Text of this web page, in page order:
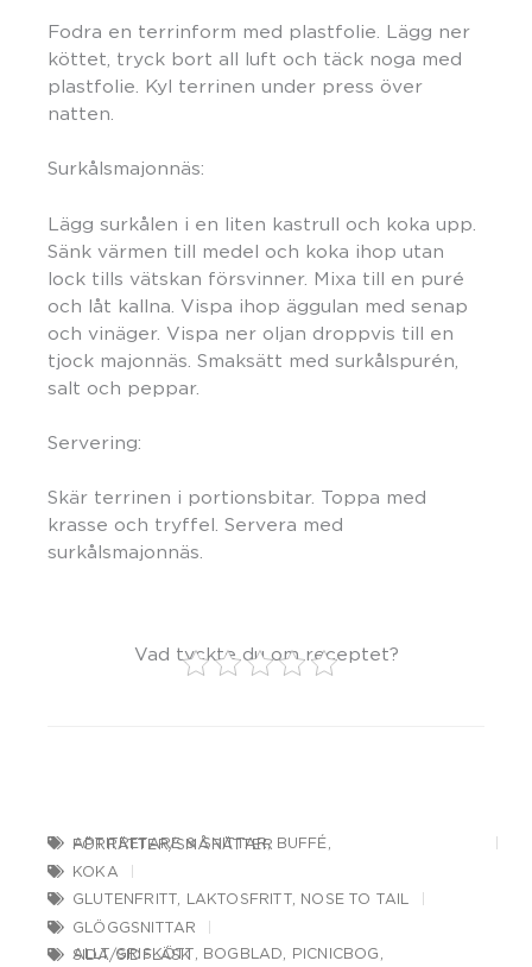
Fodra en terrinform med plastfolie. Lägg ner
köttet, tryck bort all luft och täck noga med
plastfolie. Kyl terrinen under press över
natten.
Surkålsmajonnäs:
Lägg surkålen i en liten kastrull och koka upp.
Sänk värmen till medel och koka ihop utan
lock tills vätskan försvinner. Mixa till en puré
och låt kallna. Vispa ihop äggulan med senap
och vinäger. Vispa ner oljan droppvis till en
tjock majonnäs. Smaksätt med surkålspurén,
salt och peppar.
Servering:
Skär terrinen i portionsbitar. Toppa med
krasse och tryffel. Servera med
surkålsmajonnäs.
Vad tyckte du om receptet?
APTITRETARE & SNITTAR, BUFFÉ
FÖRRÄTTER/SMÅRÄTTER
KOKA
GLUTENFRITT
LAKTOSFRITT,
NOSE TO TAIL
GLÖGGSNITTAR
ALLT GRISKÖTT
BOGBLAD PICNICBOG
SIDA/SIDFLÄSK